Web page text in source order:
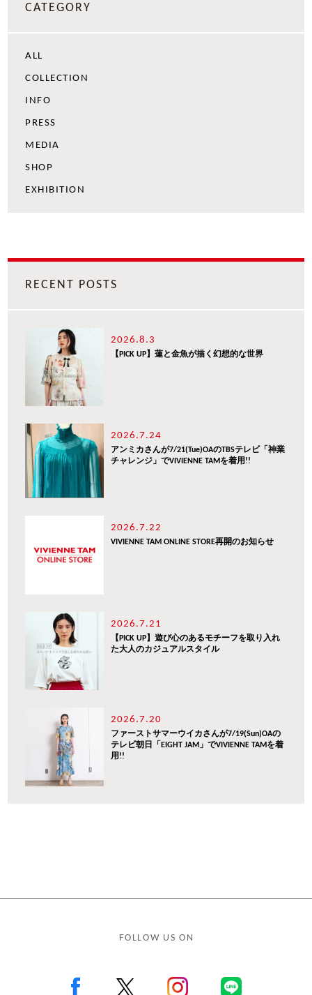
CATEGORY
ALL
COLLECTION
INFO
PRESS
MEDIA
SHOP
EXHIBITION
RECENT POSTS
2026.8.3
【PICK UP】蓮と金魚が描く幻想的な世界
2026.7.24
アンミカさんが7/21(Tue)OAのTBSテレビ「神業
チャレンジ」でVIVIENNE TAMを着用!!
2026.7.22
VIVIENNE TAM ONLINE STORE再開のお知らせ
2026.7.21
【PICK UP】遊び心のあるモチーフを取り入れ
た大人のカジュアルスタイル
2026.7.20
ファーストサマーウイカさんが7/19(Sun)OAの
テレビ朝日「EIGHT JAM」でVIVIENNE TAMを着
用!!
FOLLOW US ON